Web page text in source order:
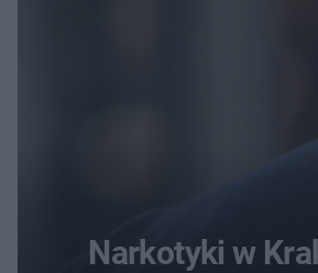
Narkotyki w